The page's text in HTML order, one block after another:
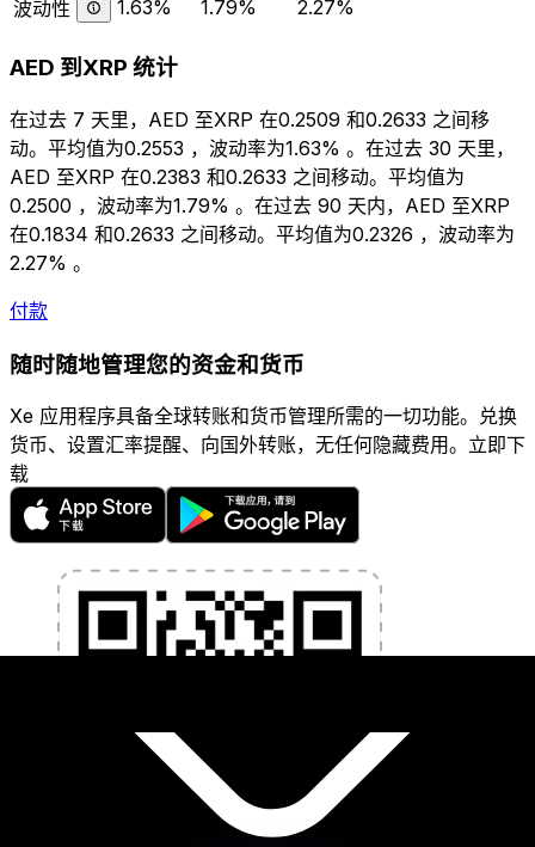
波动性
1.63% 1.79% 2.27%
AED 到XRP 统计
在过去 7 天里，AED 至XRP 在0.2509 和0.2633 之间移
动。平均值为0.2553 ，波动率为1.63% 。在过去 30 天里，
AED 至XRP 在0.2383 和0.2633 之间移动。平均值为
0.2500 ，波动率为1.79% 。在过去 90 天内，AED 至XRP
在0.1834 和0.2633 之间移动。平均值为0.2326 ，波动率为
2.27% 。
付款
随时随地管理您的资金和货币
Xe 应用程序具备全球转账和货币管理所需的一切功能。兑换
货币、设置汇率提醒、向国外转账，无任何隐藏费用。立即下
载